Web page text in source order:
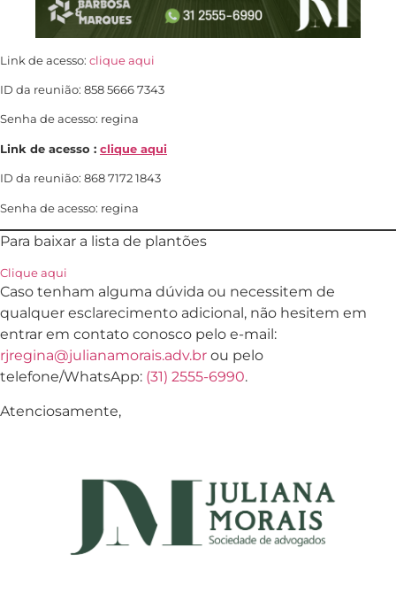
Link de acesso: clique aqui
ID da reunião: 858 5666 7343
Senha de acesso: regina
Link de acesso : clique aqui
ID da reunião: 868 7172 1843
Senha de acesso: regina
Para baixar a lista de plantões
Clique aqui
Caso tenham alguma dúvida ou necessitem de
qualquer esclarecimento adicional, não hesitem em
entrar em contato conosco pelo e-mail:
rjregina@julianamorais.adv.br ou pelo
telefone/WhatsApp: (31) 2555-6990.
Atenciosamente,